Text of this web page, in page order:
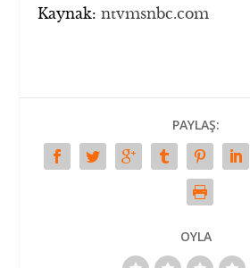
Kaynak:ntvmsnbc.com
PAYLAŞ:
OYLA